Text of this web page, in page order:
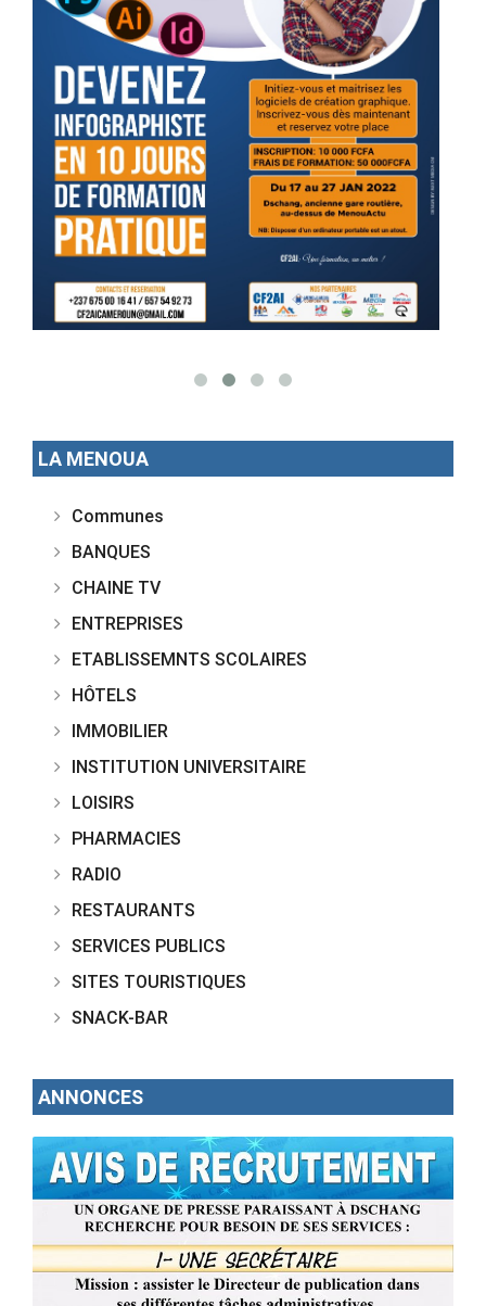
LA MENOUA
Communes
BANQUES
CHAINE TV
ENTREPRISES
ETABLISSEMNTS SCOLAIRES
HÔTELS
IMMOBILIER
INSTITUTION UNIVERSITAIRE
LOISIRS
PHARMACIES
RADIO
RESTAURANTS
SERVICES PUBLICS
SITES TOURISTIQUES
SNACK-BAR
ANNONCES